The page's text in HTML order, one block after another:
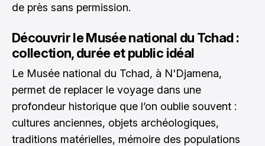
de près sans permission.
Découvrir le Musée national du Tchad :
collection, durée et public idéal
Le Musée national du Tchad, à N'Djamena,
permet de replacer le voyage dans une
profondeur historique que l’on oublie souvent :
cultures anciennes, objets archéologiques,
traditions matérielles, mémoire des populations